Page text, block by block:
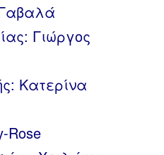
Γιώργος
Κατερίνα
Rose